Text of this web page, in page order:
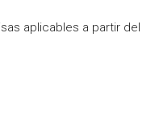
aplicables a partir del